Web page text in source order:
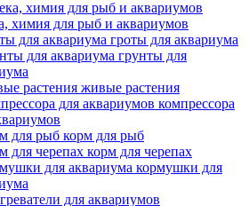
химия для рыб и аквариумов
гроты для аквариума
грунты для
живые растения
компрессора
корм для рыб
корм для черепах
кормушки для